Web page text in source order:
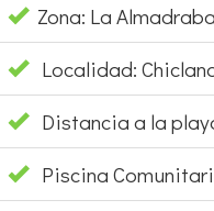
Zona: La Almadraba
Localidad:
Distancia a la
Piscina